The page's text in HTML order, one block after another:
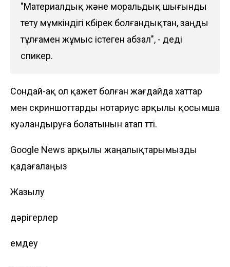
"Материалдық және моральдық шығынды
өтету мүмкіндігі көбірек болғандықтан, заңды
тұлғамен жұмыс істеген абзал", - деді
спикер.
Сондай-ақ ол қажет болған жағдайда хаттар
мен скриншоттарды нотариус арқылы қосымша
куәландыруға болатынын атап өтті.
Google News арқылы жаңалықтарымызды
қадағалаңыз
Жазылу
дәрігерлер
емдеу